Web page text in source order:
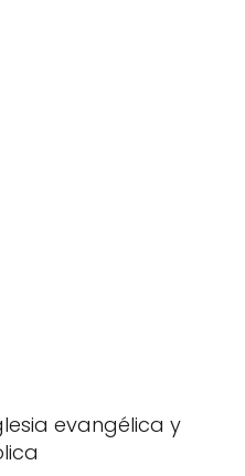
evangélica y